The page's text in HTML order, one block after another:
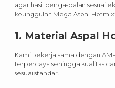
agar hasil pengaspalan sesuai
keunggulan Mega Aspal Hotmix:
1. Material Aspal
Kami bekerja sama dengan
terpercaya sehingga kualitas
sesuai standar.